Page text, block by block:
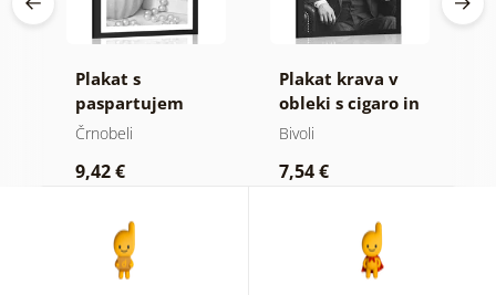
Plakat s
paspartujem
luksuzno zatišje v
Črnobeli
9,42 €
Plakat krava v
obleki s cigaro in
viskijem
Bivoli
7,54 €